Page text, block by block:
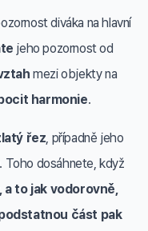
diváka na hlavní
jeho pozornost od
mezi objekty na
harmonie.
řez , případně jeho
Toho dosáhnete, když
to jak vodorovně,
část pak